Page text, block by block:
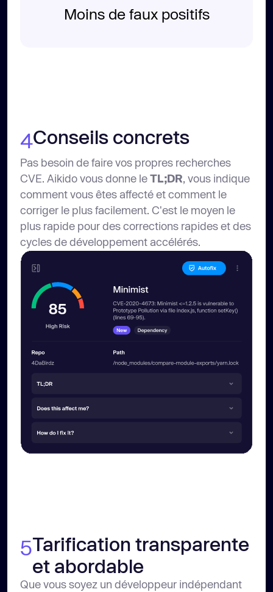
Moins de faux positifs
4Conseils concrets
Pas besoin de faire vos propres recherches
CVE. Aikido vous donne leTL;DR, vous indique
comment vous êtes affecté et comment le
corriger le plus facilement. C'est le moyen le
plus rapide pour des corrections rapides et des
cycles de développement accélérés.
5Tarification transparente
et abordable
Que vous soyez un développeur indépendant